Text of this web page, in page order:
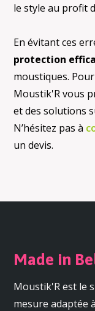
le style au profit
En évitant ces
protection
moustiques.
Moustik'R vous
et des solutions
N’hésitez pas à
un devis.
Made in
Moustik'R est le
mesure adaptée